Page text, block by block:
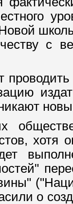
с
хотя
о